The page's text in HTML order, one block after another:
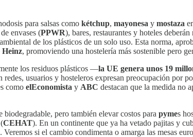
para salsas como kétchup, mayonesa y mostaza
envases (PPWR), bares, restaurantes y hoteles
de los plásticos de un solo uso. Esta norma,
Heinz, promoviendo una hostelería más sostenible pero
los residuos plásticos —la UE genera unos 19
usuarios y hosteleros expresan preocupación por
como elEconomista y ABC destacan que la medida no
pero también elevar costos para pymes
(CEHAT). En un continente que ya ha vetado pajitas y
si el cambio condimenta o amarga las mesas